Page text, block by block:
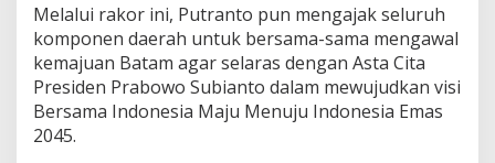
a
n
G
a
l
a
Melalui rakor ini, Putranto pun mengajak seluruh
komponen daerah untuk bersama-sama mengawal
kemajuan Batam agar selaras dengan Asta Cita
Presiden Prabowo Subianto dalam mewujudkan visi
Bersama Indonesia Maju Menuju Indonesia Emas
2045.